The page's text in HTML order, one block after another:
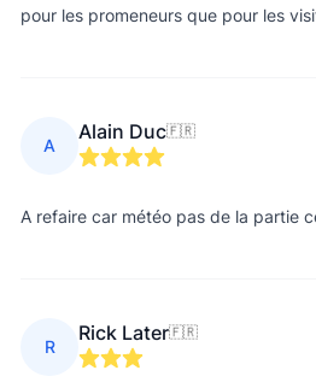
pour les promeneurs que pour les
A
Alain Duc🇫🇷
A refaire car météo pas de la partie
R
Rick Later🇫🇷